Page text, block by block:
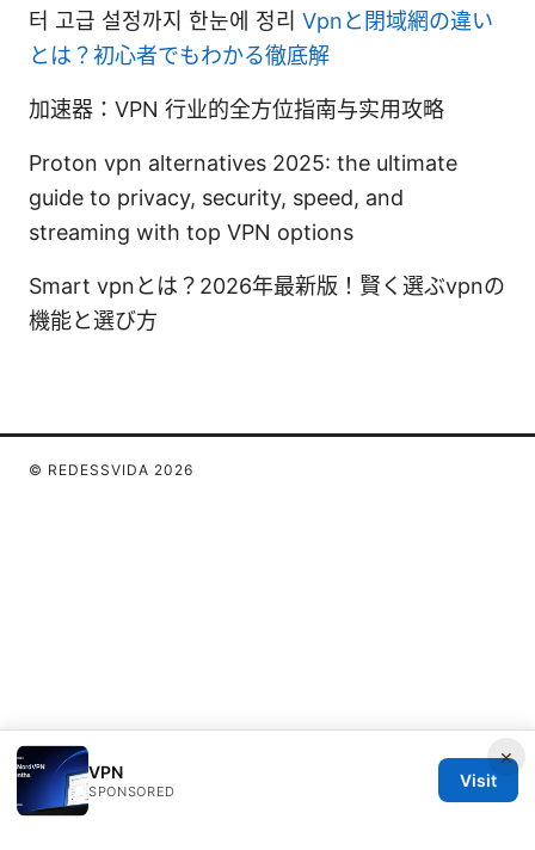
터 고급 설정까지 한눈에 정리 Vpnと閉域網の違い
とは？初心者でもわかる徹底解
加速器：VPN 行业的全方位指南与实用攻略
Proton vpn alternatives 2025: the ultimate
guide to privacy, security, speed, and
streaming with top VPN options
Smart vpnとは？2026年最新版！賢く選ぶvpnの
機能と選び方
×
VPN
SPONSORED
Visit
© REDESSVIDA 2026